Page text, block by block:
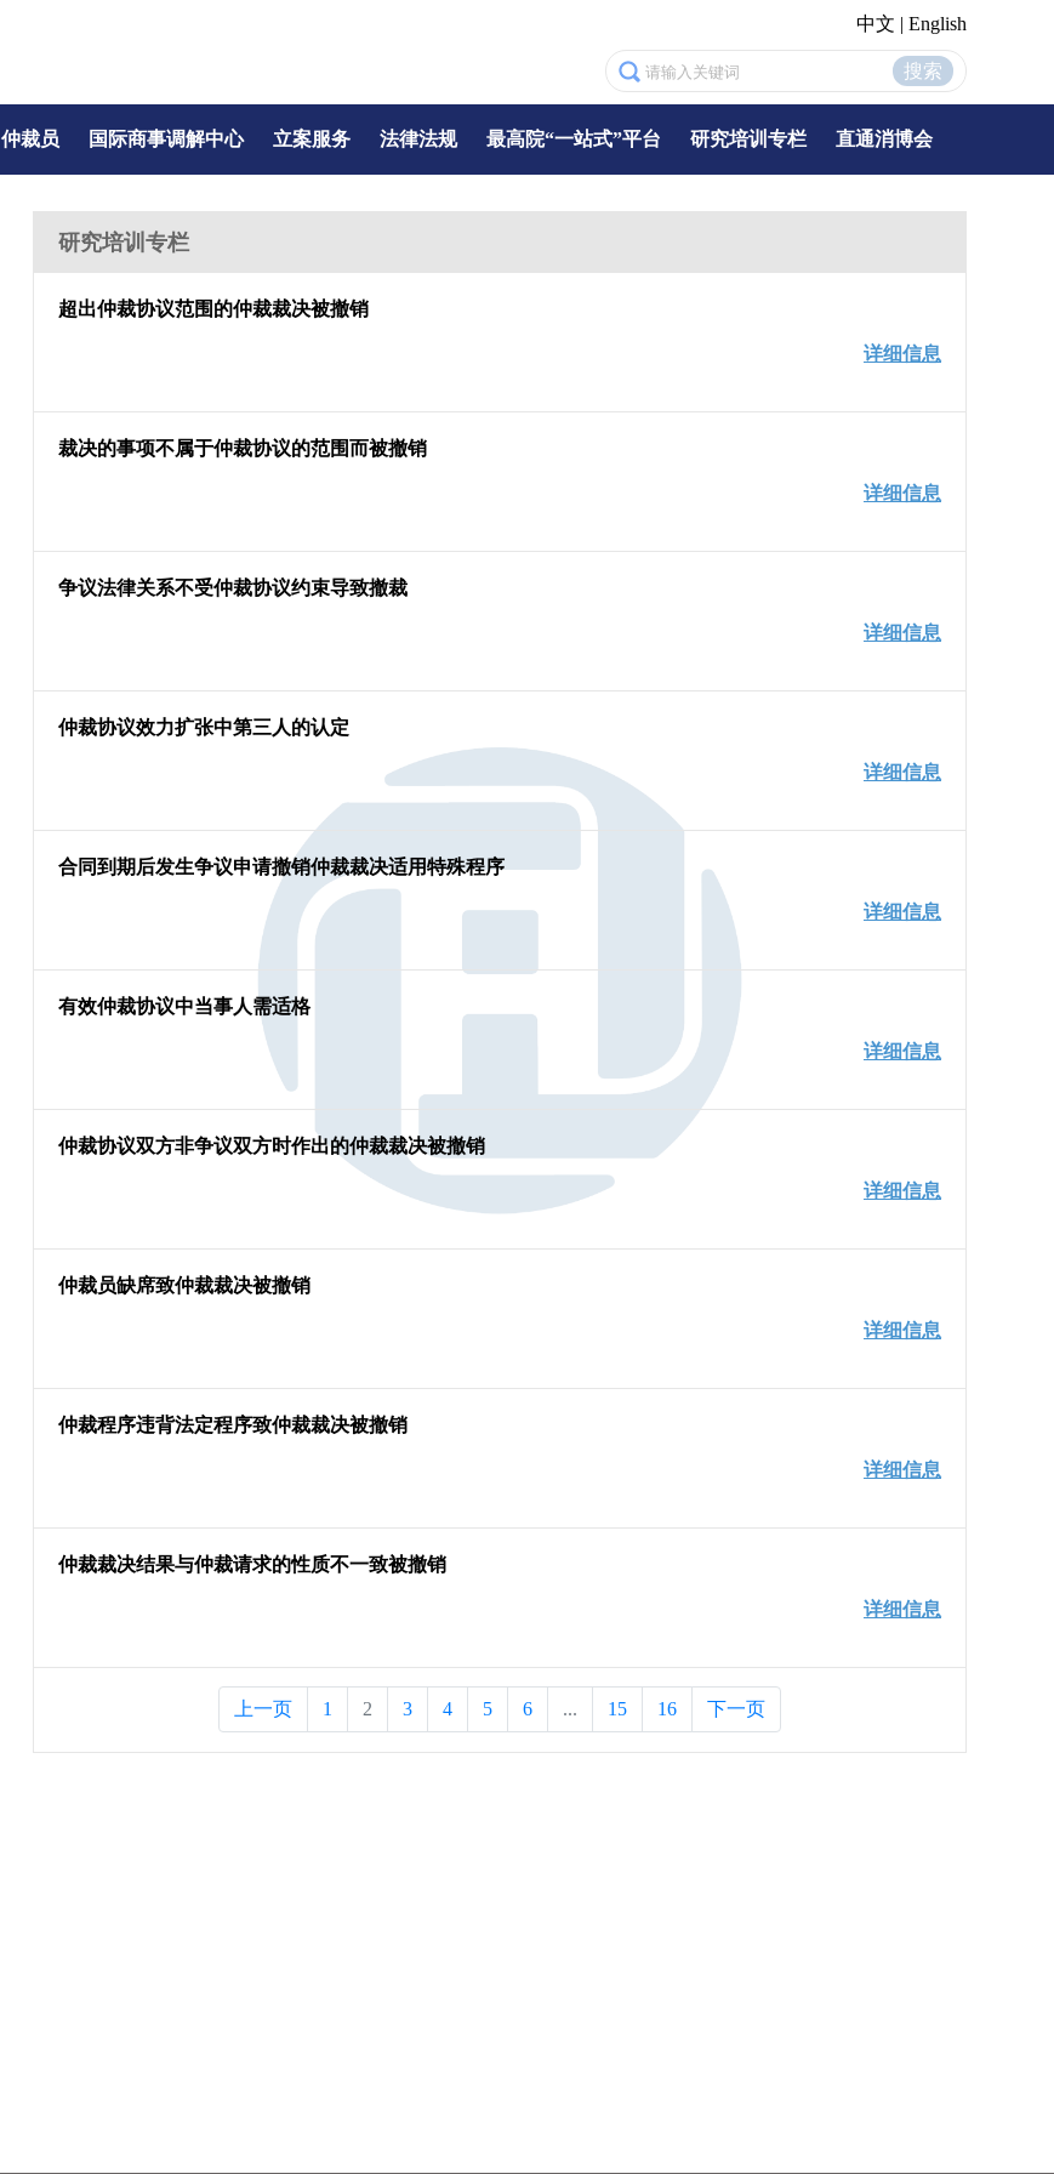
中文 | English
搜索
仲裁员 国际商事调解中心 立案服务 法律法规 最高院“一站式”平台 研究培训专栏 直通消博会
研究培训专栏
超出仲裁协议范围的仲裁裁决被撤销
详细信息
裁决的事项不属于仲裁协议的范围而被撤销
详细信息
争议法律关系不受仲裁协议约束导致撤裁
详细信息
仲裁协议效力扩张中第三人的认定
详细信息
合同到期后发生争议申请撤销仲裁裁决适用特殊程序
详细信息
有效仲裁协议中当事人需适格
详细信息
仲裁协议双方非争议双方时作出的仲裁裁决被撤销
详细信息
仲裁员缺席致仲裁裁决被撤销
详细信息
仲裁程序违背法定程序致仲裁裁决被撤销
详细信息
仲裁裁决结果与仲裁请求的性质不一致被撤销
详细信息
上一页 1 2 3 4 5 6 ... 15 16 下一页